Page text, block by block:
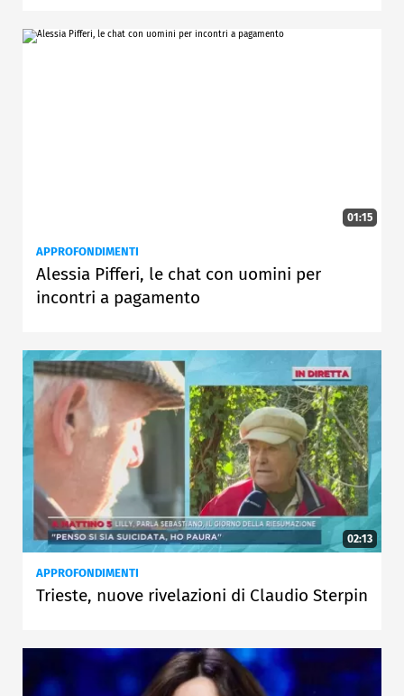
01:15
APPROFONDIMENTI
Alessia Pifferi, le chat con uomini per
incontri a pagamento
02:13
APPROFONDIMENTI
Trieste, nuove rivelazioni di Claudio Sterpin